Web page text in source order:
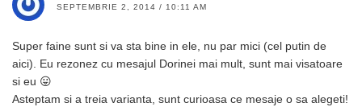
SEPTEMBRIE 2, 2014 / 10:11 AM
Super faine sunt si va sta bine in ele, nu par mici (cel putin de
aici). Eu rezonez cu mesajul Dorinei mai mult, sunt mai visatoare
si eu 😛
Asteptam si a treia varianta, sunt curioasa ce mesaje o sa alegeti!